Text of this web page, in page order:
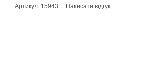
Артикул: 15943 Написати відгук